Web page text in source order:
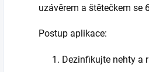
uzávěrem a štětečkem se
Postup aplikace:
Dezinfikujte nehty a